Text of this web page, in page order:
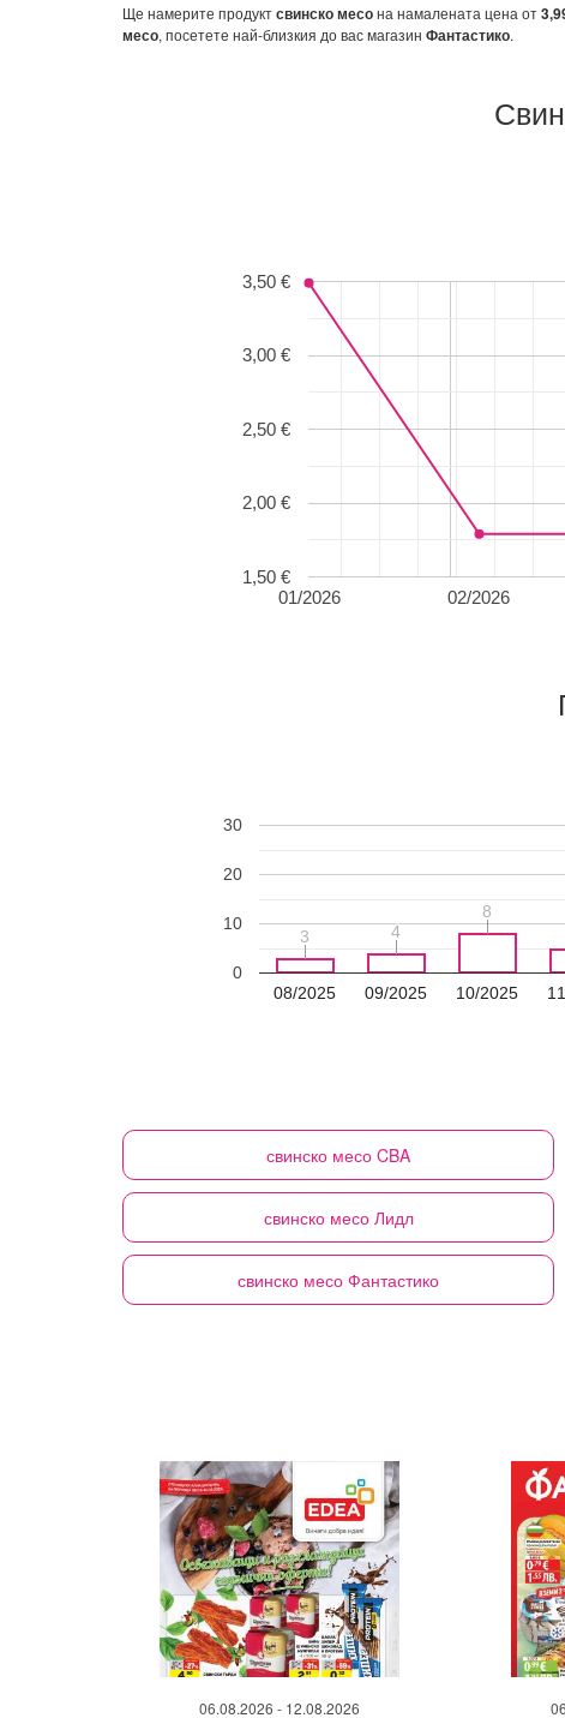
Ще намерите продуктсвинско месона намалената цена от
месо, посетете най-близкия до вас магазин Фантастико.
01/2026 02/2026
1,50 €
2,00 €
2,50 €
3,00 €
3,50 €
08/2025 09/2025 10/2025
0
10
20
30
3
3 4
4
8
8
свинско месо CBA
свинско месо Лидл
свинско месо Фантастико
06.08.2026 - 12.08.2026